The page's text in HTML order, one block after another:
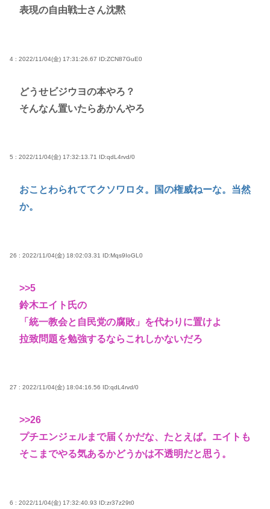
表現の自由戦士さん沈黙
4 : 2022/11/04(金) 17:31:26.67 ID:ZCN87GuE0
どうせビジウヨの本やろ？
そんなん置いたらあかんやろ
5 : 2022/11/04(金) 17:32:13.71 ID:qdL4rvd/0
おことわられててクソワロタ。国の権威ねーな。当然
か。
26 : 2022/11/04(金) 18:02:03.31 ID:Mqs9IoGL0
>>5
鈴木エイト氏の
「統一教会と自民党の腐敗」を代わりに置けよ
拉致問題を勉強するならこれしかないだろ
27 : 2022/11/04(金) 18:04:16.56 ID:qdL4rvd/0
>>26
プチエンジェルまで届くかだな、たとえば。エイトも
そこまでやる気あるかどうかは不透明だと思う。
6 : 2022/11/04(金) 17:32:40.93 ID:zr37z29t0